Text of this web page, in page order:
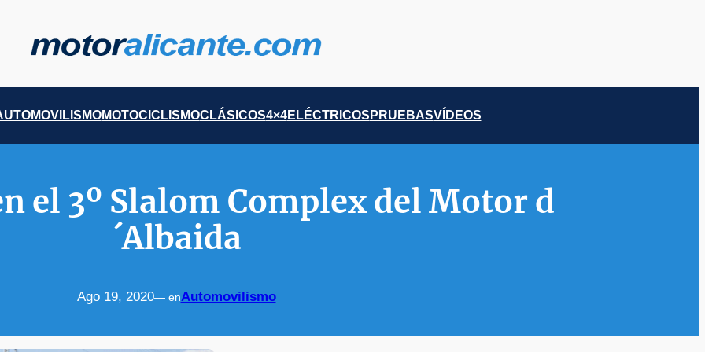
MOTOCICLISMOCLÁSICOS4×4ELÉCTRICOS PRUEBASVÍDEOS
el 3º Slalom Complex del Motor d
´Albaida
Ago 19, 2020— enAutomovilismo